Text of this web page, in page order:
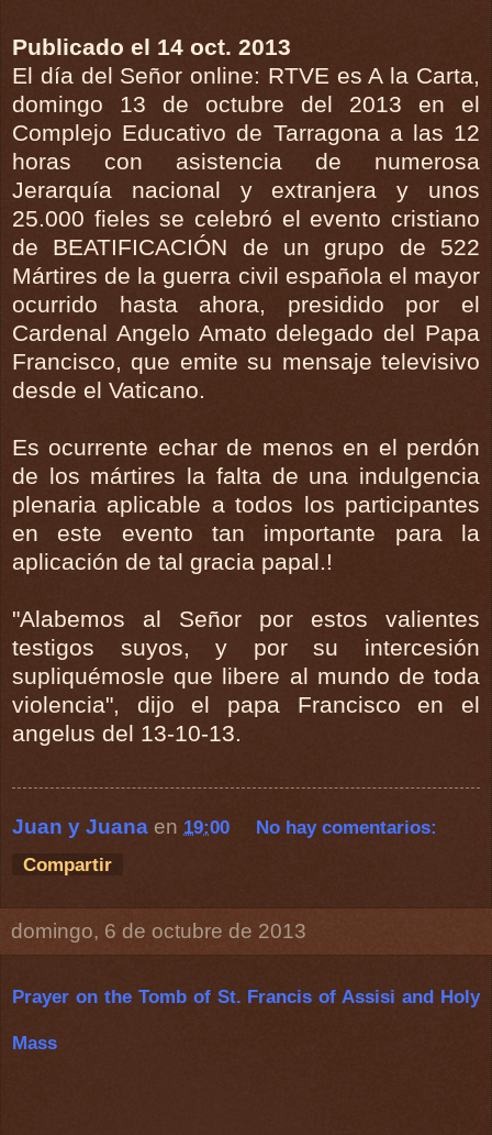
Publicado el 14 oct. 2013
El día del Señor online: RTVE es A la Carta,
domingo 13 de octubre del 2013 en el
Complejo Educativo de Tarragona a las 12
horas con asistencia de numerosa
Jerarquía nacional y extranjera y unos
25.000 fieles se celebró el evento cristiano
de BEATIFICACIÓN de un grupo de 522
Mártires de la guerra civil española el mayor
ocurrido hasta ahora, presidido por el
Cardenal Angelo Amato delegado del Papa
Francisco, que emite su mensaje televisivo
desde el Vaticano.
Es ocurrente echar de menos en el perdón
de los mártires la falta de una indulgencia
plenaria aplicable a todos los participantes
en este evento tan importante para la
aplicación de tal gracia papal.!
"Alabemos al Señor por estos valientes
testigos suyos, y por su intercesión
supliquémosle que libere al mundo de toda
violencia", dijo el papa Francisco en el
angelus del 13-10-13.
Juan y Juana en 19:00
No hay comentarios:
Compartir
domingo, 6 de octubre de 2013
Prayer on the Tomb of St. Francis of Assisi and Holy
Mass